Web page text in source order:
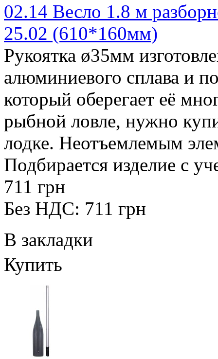
02.14 Весло 1.8 м
25.02 (610*160мм)
Рукоятка ø35мм
алюминиевого сплава и
который оберегает её
рыбной ловле, нужно
лодке. Неотъемлемым
Подбирается изделие с
711 грн
Без НДС: 711 грн
В закладки
Купить